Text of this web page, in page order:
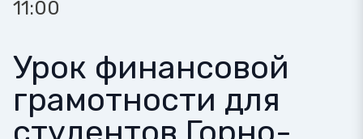
11:00
Урок финансовой
грамотности для